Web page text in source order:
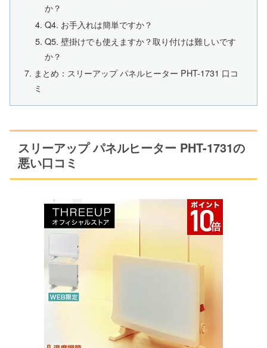
か？
Q4. お手入れは簡単ですか？
Q5. 壁掛けでも使えますか？取り付けは難しいです
か？
まとめ：スリーアップ パネルヒーター PHT-1731 口コ
ミ
スリーアップ パネルヒーター PHT-1731の
悪い口コミ